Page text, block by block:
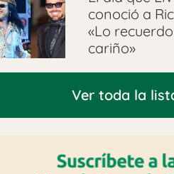
conoció a
«Lo
cariño»
Ver toda la